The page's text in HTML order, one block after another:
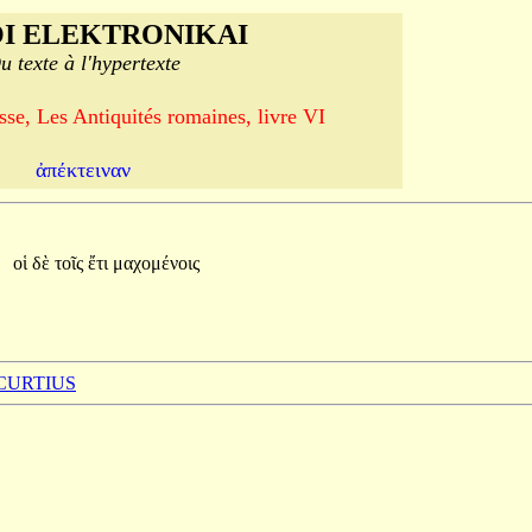
ELEKTRONIKAI
texte à l'hypertexte
Les Antiquités romaines, livre VI
ἀπέκτειναν
οἱ δὲ τοῖς ἔτι μαχομένοις